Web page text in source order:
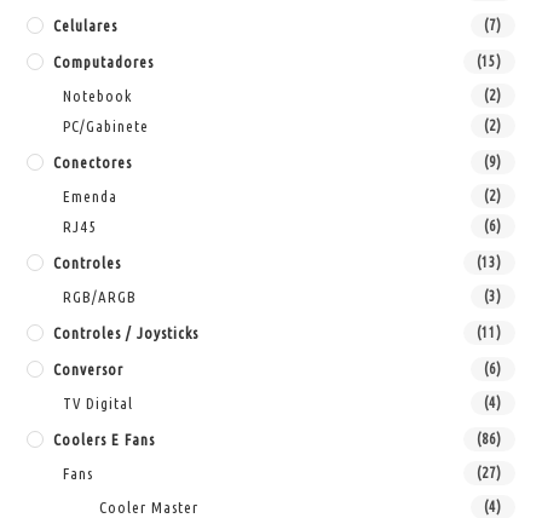
Celulares (7)
Computadores (15)
Notebook (2)
PC/Gabinete (2)
Conectores (9)
Emenda (2)
RJ45 (6)
Controles (13)
RGB/ARGB (3)
Controles / Joysticks (11)
Conversor (6)
TV Digital (4)
Coolers E Fans (86)
Fans (27)
Cooler Master (4)